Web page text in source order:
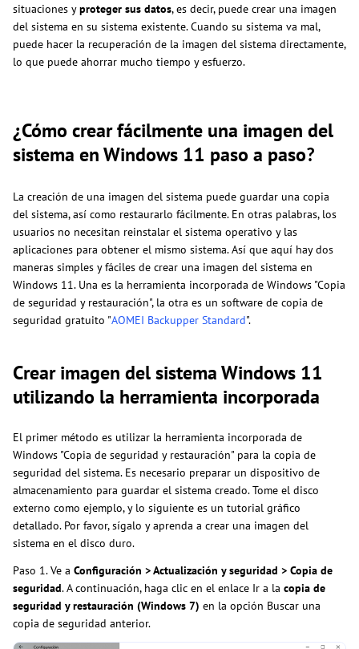
situaciones yproteger sus datos, es decir, puede crear una imagen
del sistema en su sistema existente. Cuando su sistema va mal,
puede hacer la recuperación de la imagen del sistema directamente,
lo que puede ahorrar mucho tiempo y esfuerzo.
¿Cómo crear fácilmente una imagen del
sistema en Windows 11 paso a paso?
La creación de una imagen del sistema puede guardar una copia
del sistema, así como restaurarlo fácilmente. En otras palabras, los
usuarios no necesitan reinstalar el sistema operativo y las
aplicaciones para obtener el mismo sistema. Así que aquí hay dos
maneras simples y fáciles de crear una imagen del sistema en
Windows 11. Una es la herramienta incorporada de Windows "Copia
de seguridad y restauración", la otra es un software de copia de
seguridad gratuito "AOMEI Backupper Standard".
Crear imagen del sistema Windows 11
utilizando la herramienta incorporada
El primer método es utilizar la herramienta incorporada de
Windows "Copia de seguridad y restauración" para la copia de
seguridad del sistema. Es necesario preparar un dispositivo de
almacenamiento para guardar el sistema creado. Tome el disco
externo como ejemplo, y lo siguiente es un tutorial gráfico
detallado. Por favor, sígalo y aprenda a crear una imagen del
sistema en el disco duro.
Paso 1. Ve a Configuración > Actualización y seguridad > Copia de
seguridad. A continuación, haga clic en el enlace Ir a la copia de
seguridad y restauración (Windows 7) en la opción Buscar una
copia de seguridad anterior.